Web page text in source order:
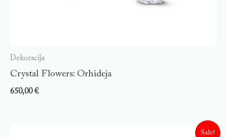
Dekoracija
Crystal Flowers: Orhideja
650,00€
Sale!